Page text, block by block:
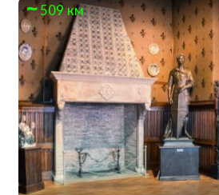
509 км